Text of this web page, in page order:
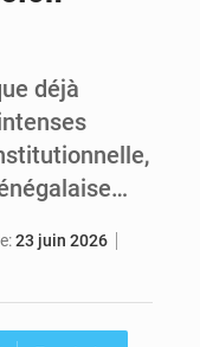
déjà
le:23 juin 2026